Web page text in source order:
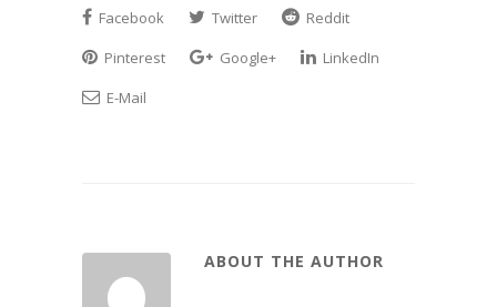
Facebook Twitter
Reddit
Pinterest
Google+
LinkedIn
E-Mail
ABOUT THE AUTHOR